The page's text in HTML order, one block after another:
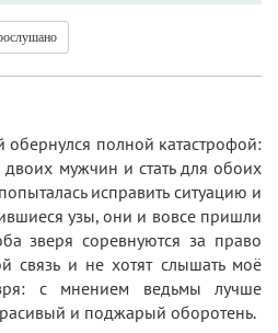
обернулся полной катастрофой:
двоих мужчин и стать для обоих
исправить ситуацию и
узы, они и вовсе пришли
зверя соревнуются за право
связь и не хотят слышать моё
с мнением ведьмы лучше
и поджарый оборотень.